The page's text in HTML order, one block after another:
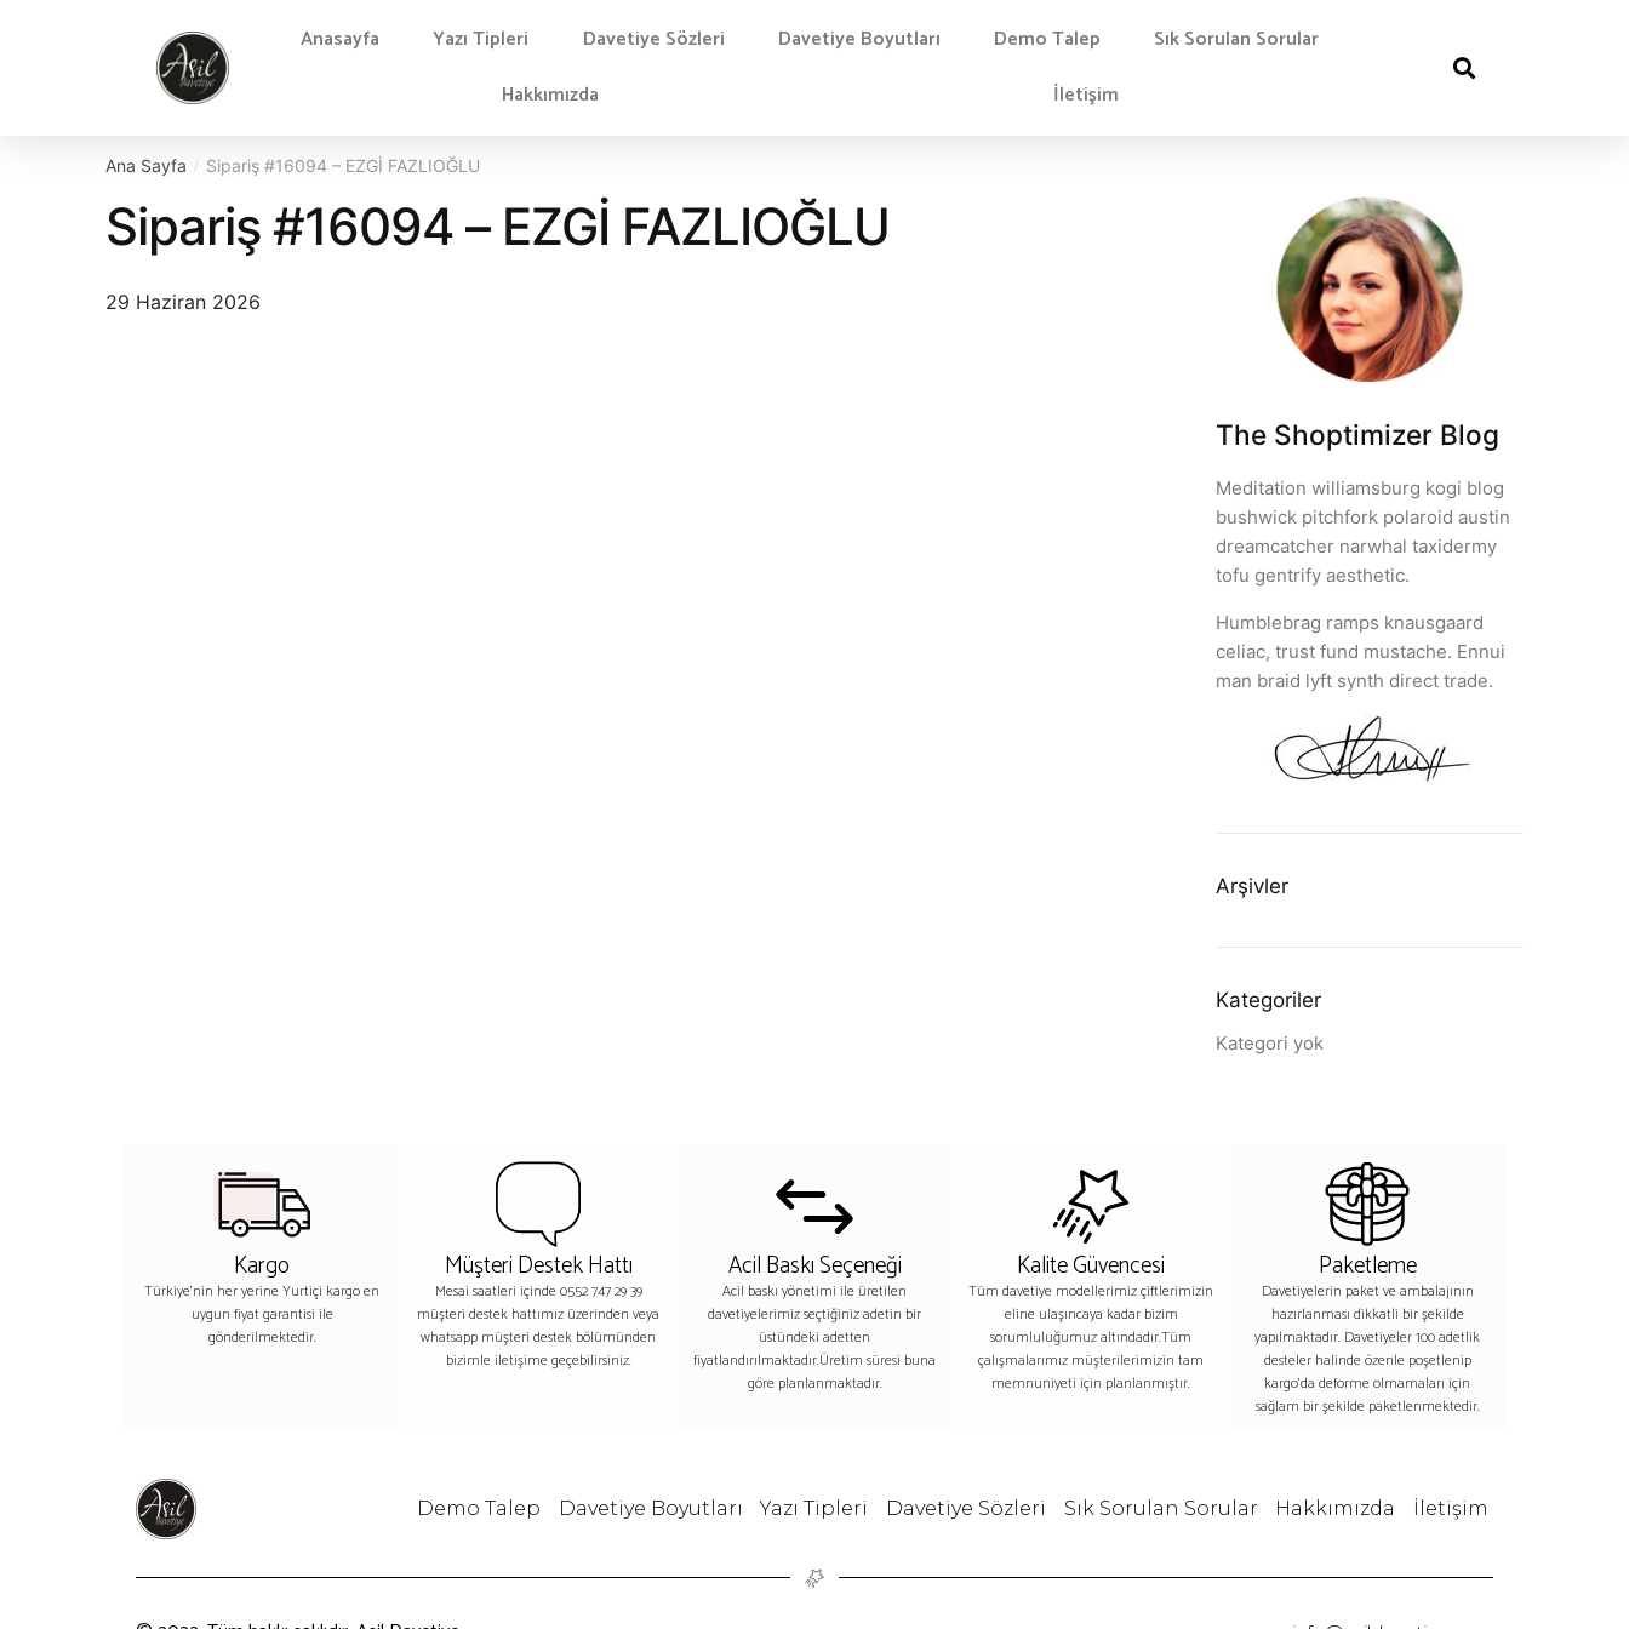
Anasayfa Yazı Tipleri Davetiye Sözleri Davetiye Boyutları Demo Talep
Sık Sorulan Sorular
Hakkımızda
İletişim
Ana Sayfa / Sipariş #16094 – EZGİ FAZLIOĞLU
Sipariş #16094 – EZGİ FAZLIOĞLU
29 Haziran 2026
The Shoptimizer Blog
Meditation williamsburg kogi blog
bushwick pitchfork polaroid austin
dreamcatcher narwhal taxidermy
tofu gentrify aesthetic.
Humblebrag ramps knausgaard
celiac, trust fund mustache. Ennui
man braid lyft synth direct trade.
Arşivler
Kategoriler
Kategori yok
Kargo
Türkiye'nin her yerine Yurtiçi kargo en
uygun fiyat garantisi ile
gönderilmektedir.
Müşteri Destek Hattı
Mesai saatleri içinde 0552 747 29 39
müşteri destek hattımız üzerinden veya
whatsapp müşteri destek bölümünden
bizimle iletişime geçebilirsiniz.
Acil Baskı Seçeneği
Acil baskı yönetimi ile üretilen
davetiyelerimiz seçtiğiniz adetin bir
üstündeki adetten
fiyatlandırılmaktadır.Üretim süresi buna
göre planlanmaktadır.
Kalite Güvencesi
Tüm davetiye modellerimiz çiftlerimizin
eline ulaşıncaya kadar bizim
sorumluluğumuz altındadır.Tüm
çalışmalarımız müşterilerimizin tam
memnuniyeti için planlanmıştır.
Paketleme
Davetiyelerin paket ve ambalajının
hazırlanması dikkatli bir şekilde
yapılmaktadır. Davetiyeler 100 adetlik
desteler halinde özenle poşetlenip
kargo’da deforme olmamaları için
sağlam bir şekilde paketlenmektedir.
Demo Talep Davetiye Boyutları Yazı Tipleri Davetiye Sözleri Sık Sorulan Sorular Hakkımızda İletişim